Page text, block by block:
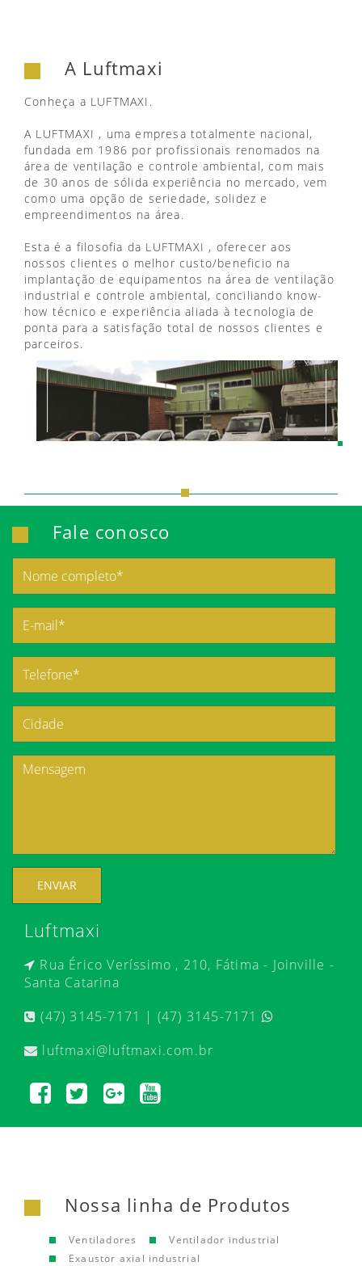
A Luftmaxi
Conheça a LUFTMAXI.
A LUFTMAXI , uma empresa totalmente nacional,
fundada em 1986 por profissionais renomados na
área de ventilação e controle ambiental, com mais
de 30 anos de sólida experiência no mercado, vem
como uma opção de seriedade, solidez e
empreendimentos na área.
Esta é a filosofia da LUFTMAXI , oferecer aos
nossos clientes o melhor custo/beneficio na
implantação de equipamentos na área de ventilação
industrial e controle ambiental, conciliando know-
how técnico e experiência aliada à tecnologia de
ponta para a satisfação total de nossos clientes e
parceiros.
Fale conosco
ENVIAR
Luftmaxi
Rua Érico Veríssimo , 210, Fátima - Joinville -
Santa Catarina
(47) 3145-7171 | (47) 3145-7171
luftmaxi@luftmaxi.com.br
Nossa linha de Produtos
Ventiladores
Ventilador industrial
Exaustor axial industrial